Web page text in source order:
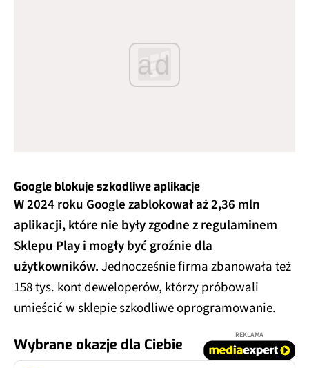
ad
Google blokuje szkodliwe aplikacje
W 2024 roku Google zablokował aż 2,36 mln
aplikacji, które nie były zgodne z regulaminem
Sklepu Play i mogły być groźnie dla
użytkowników.Jednocześnie firma zbanowała też
158 tys. kont deweloperów, którzy próbowali
umieścić w sklepie szkodliwe oprogramowanie.
Wybrane okazje dla Ciebie
REKLAMA